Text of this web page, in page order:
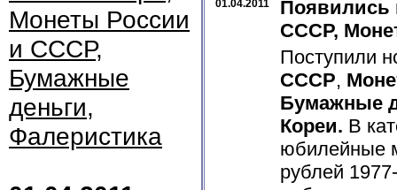
Монеты России
и СССР,
Бумажные
деньги,
Фалеристика
01.04.2011
Появились
СССР,
Поступили
СССР,
Бумажные
Кореи. В
юбилейные
рублей